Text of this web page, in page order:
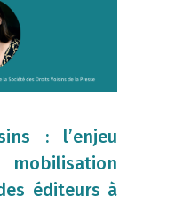
: l’enjeu
éditeurs à